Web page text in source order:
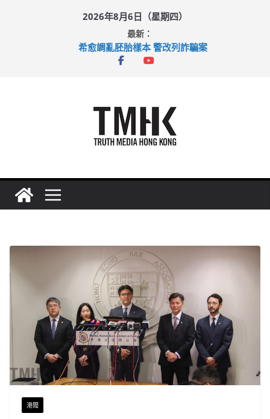
2026年8月6日（星期四）
最新：
希愈調亂胚胎樣本 警改列詐騙案
足球盛會次場激戰 祖雲達斯挫車路士
港聞